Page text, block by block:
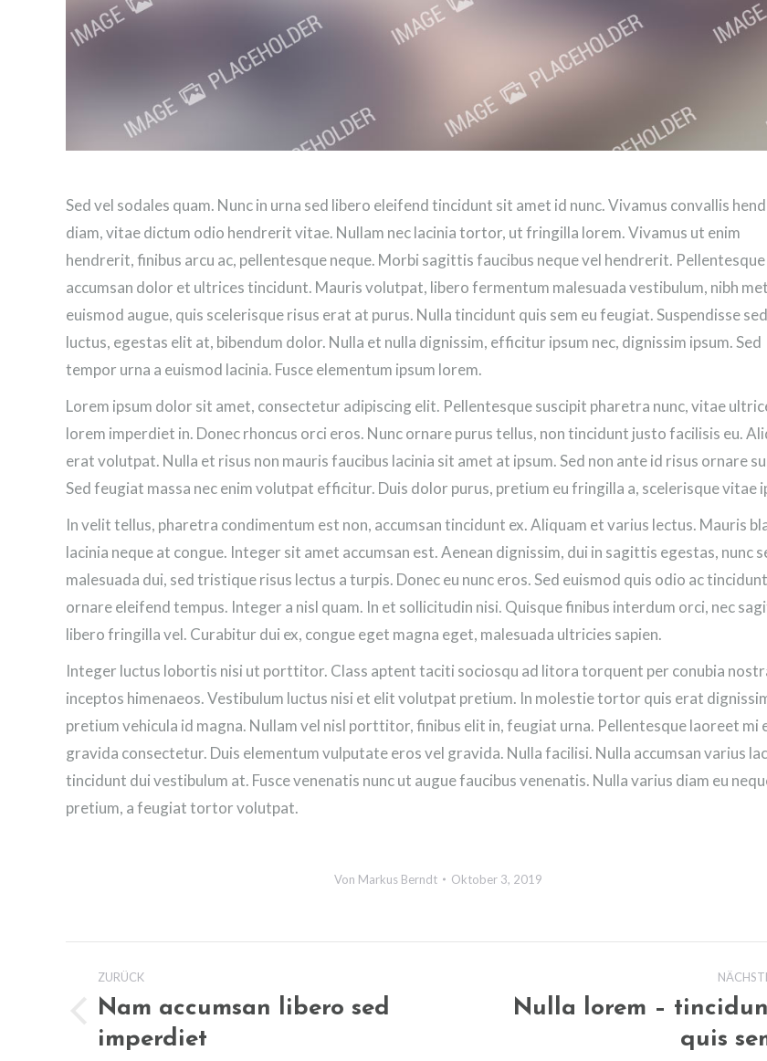
Sed vel sodales quam. Nunc in urna sed libero eleifend tincidunt sit amet id nunc. Vivamus convallis
diam, vitae dictum odio hendrerit vitae. Nullam nec lacinia tortor, ut fringilla lorem. Vivamus ut enim
hendrerit, finibus arcu ac, pellentesque neque. Morbi sagittis faucibus neque vel hendrerit. Pellentesque
accumsan dolor et ultrices tincidunt. Mauris volutpat, libero fermentum malesuada vestibulum, nibh
euismod augue, quis scelerisque risus erat at purus. Nulla tincidunt quis sem eu feugiat. Suspendisse
luctus, egestas elit at, bibendum dolor. Nulla et nulla dignissim, efficitur ipsum nec, dignissim ipsum. Sed
tempor urna a euismod lacinia. Fusce elementum ipsum lorem.
Lorem ipsum dolor sit amet, consectetur adipiscing elit. Pellentesque suscipit pharetra nunc, vitae
lorem imperdiet in. Donec rhoncus orci eros. Nunc ornare purus tellus, non tincidunt justo facilisis eu.
erat volutpat. Nulla et risus non mauris faucibus lacinia sit amet at ipsum. Sed non ante id risus ornare
Sed feugiat massa nec enim volutpat efficitur. Duis dolor purus, pretium eu fringilla a, scelerisque vitae
In velit tellus, pharetra condimentum est non, accumsan tincidunt ex. Aliquam et varius lectus. Mauris
lacinia neque at congue. Integer sit amet accumsan est. Aenean dignissim, dui in sagittis egestas, nunc
malesuada dui, sed tristique risus lectus a turpis. Donec eu nunc eros. Sed euismod quis odio ac
ornare eleifend tempus. Integer a nisl quam. In et sollicitudin nisi. Quisque finibus interdum orci, nec
libero fringilla vel. Curabitur dui ex, congue eget magna eget, malesuada ultricies sapien.
Integer luctus lobortis nisi ut porttitor. Class aptent taciti sociosqu ad litora torquent per conubia
inceptos himenaeos. Vestibulum luctus nisi et elit volutpat pretium. In molestie tortor quis erat
pretium vehicula id magna. Nullam vel nisl porttitor, finibus elit in, feugiat urna. Pellentesque laoreet mi
gravida consectetur. Duis elementum vulputate eros vel gravida. Nulla facilisi. Nulla accumsan varius
tincidunt dui vestibulum at. Fusce venenatis nunc ut augue faucibus venenatis. Nulla varius diam eu
pretium, a feugiat tortor volutpat.
Von Markus Berndt Oktober 3, 2019
Kommentarnavigation
ZURÜCK
Beitrag:
Nam accumsan libero sed
imperdiet
Nulla lorem –
quis